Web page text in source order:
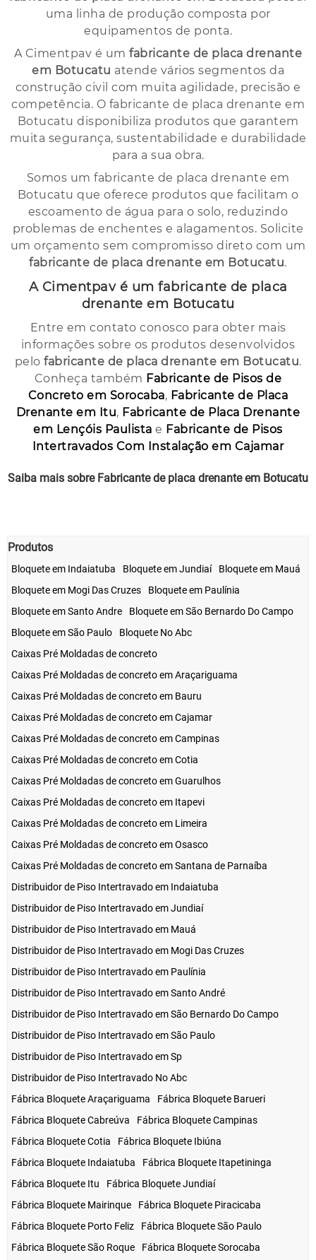
uma linha de produção composta por
equipamentos de ponta.
A Cimentpav é umfabricante de placa drenante
em Botucatu atende vários segmentos da
construção civil com muita agilidade, precisão e
competência. O fabricante de placa drenante em
Botucatu disponibiliza produtos que garantem
muita segurança, sustentabilidade e durabilidade
para a sua obra.
Somos um fabricante de placa drenante em
Botucatu que oferece produtos que facilitam o
escoamento de água para o solo, reduzindo
problemas de enchentes e alagamentos. Solicite
um orçamento sem compromisso direto com um
fabricante de placa drenante em Botucatu.
A Cimentpav é um fabricante de placa
drenante em Botucatu
Entre em contato conosco para obter mais
informações sobre os produtos desenvolvidos
pelo fabricante de placa drenante em Botucatu.
Conheça também Fabricante de Pisos de
Concreto em Sorocaba, Fabricante de Placa
Drenante em Itu, Fabricante de Placa Drenante
em Lençóis Paulista e Fabricante de Pisos
Intertravados Com Instalação em Cajamar
Saiba mais sobre Fabricante de placa drenante em Botucatu
Produtos
Bloquete em Indaiatuba Bloquete em Jundiaí
Bloquete em Mauá
Bloquete em Mogi Das Cruzes
Bloquete em Paulínia
Bloquete em Santo Andre
Bloquete em São Bernardo Do Campo
Bloquete em São Paulo
Bloquete No Abc
Caixas Pré Moldadas de concreto
Caixas Pré Moldadas de concreto em Araçariguama
Caixas Pré Moldadas de concreto em Bauru
Caixas Pré Moldadas de concreto em Cajamar
Caixas Pré Moldadas de concreto em Campinas
Caixas Pré Moldadas de concreto em Cotia
Caixas Pré Moldadas de concreto em Guarulhos
Caixas Pré Moldadas de concreto em Itapevi
Caixas Pré Moldadas de concreto em Limeira
Caixas Pré Moldadas de concreto em Osasco
Caixas Pré Moldadas de concreto em Santana de Parnaíba
Distribuidor de Piso Intertravado em Indaiatuba
Distribuidor de Piso Intertravado em Jundiaí
Distribuidor de Piso Intertravado em Mauá
Distribuidor de Piso Intertravado em Mogi Das Cruzes
Distribuidor de Piso Intertravado em Paulínia
Distribuidor de Piso Intertravado em Santo André
Distribuidor de Piso Intertravado em São Bernardo Do Campo
Distribuidor de Piso Intertravado em São Paulo
Distribuidor de Piso Intertravado em Sp
Distribuidor de Piso Intertravado No Abc
Fábrica Bloquete Araçariguama
Fábrica Bloquete Barueri
Fábrica Bloquete Cabreúva
Fábrica Bloquete Campinas
Fábrica Bloquete Cotia
Fábrica Bloquete Ibiúna
Fábrica Bloquete Indaiatuba
Fábrica Bloquete Itapetininga
Fábrica Bloquete Itu
Fábrica Bloquete Jundiaí
Fábrica Bloquete Mairinque
Fábrica Bloquete Piracicaba
Fábrica Bloquete Porto Feliz
Fábrica Bloquete São Paulo
Fábrica Bloquete São Roque
Fábrica Bloquete Sorocaba